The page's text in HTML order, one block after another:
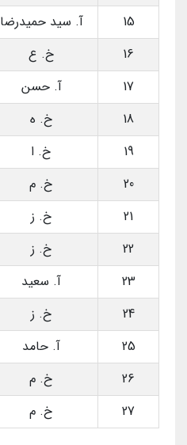
15
آ. سید حمیدرضا
16
خ. ع
17
آ. حسن
18
خ. ه
19
خ. ا
20
خ. م
21
خ. ز
22
خ. ز
23
آ. سعید
24
خ. ز
25
آ. حامد
26
خ. م
27
خ. م